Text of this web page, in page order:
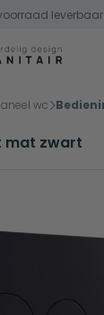
leverbaar
wc
mat zwart